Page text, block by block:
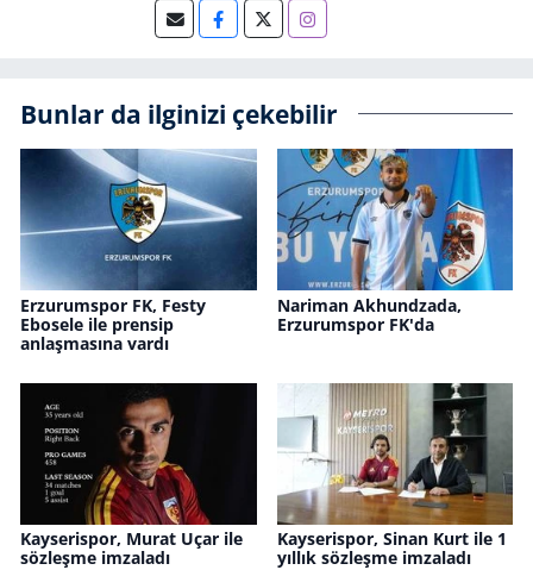
Bunlar da ilginizi çekebilir
Erzurumspor FK, Festy
Ebosele ile prensip
anlaşmasına vardı
Nariman Akhundzada,
Erzurumspor FK'da
Kayserispor, Murat Uçar ile
sözleşme imzaladı
Kayserispor, Sinan Kurt ile 1
yıllık sözleşme imzaladı